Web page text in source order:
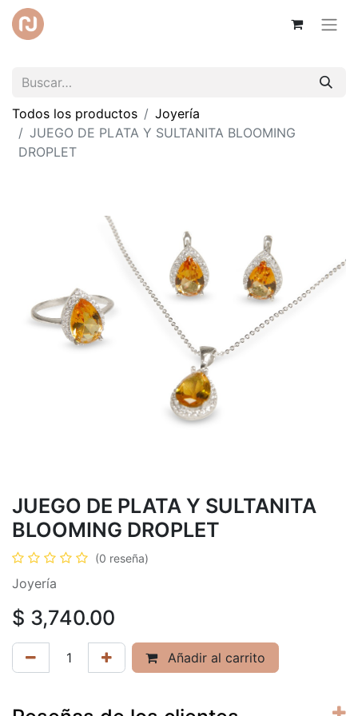
Todos los productos
Joyería
JUEGO DE PLATA Y SULTANITA BLOOMING
DROPLET
JUEGO DE PLATA Y SULTANITA
BLOOMING DROPLET
(0 reseña)
Joyería
$ 3,740.00
Añadir al carrito